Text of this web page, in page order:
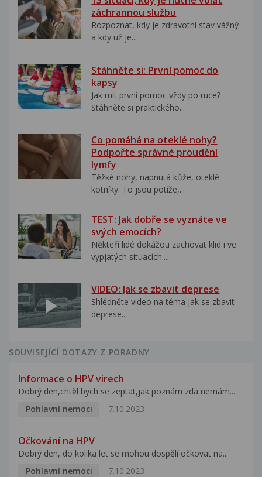
záchrannou službu
Rozpoznat, kdy je zdravotní stav vážný
a kdy už je...
Stáhněte si: První pomoc do
kapsy
Jak mít první pomoc vždy po ruce?
Stáhněte si praktického...
Co pomáhá na oteklé nohy?
Podpořte správné proudění
lymfy
Těžké nohy, napnutá kůže, oteklé
kotníky. To jsou potíže,...
TEST: Jak dobře se vyznáte ve
svých emocích?
Někteří lidé dokážou zachovat klid i ve
vypjatých situacích....
VIDEO: Jak se zbavit deprese
Shlédněte video na téma jak se zbavit
deprese..
SOUVISEJÍCÍ DOTAZY Z PORADNY
Informace o HPV virech
Dobrý den,chtěl bych se zeptat,jak poznám zda nemám...
Pohlavní nemoci
7.10.2023
Očkování na HPV
Dobrý den, do kolika let se mohou dospělí očkovat na...
Pohlavní nemoci
7.10.2023